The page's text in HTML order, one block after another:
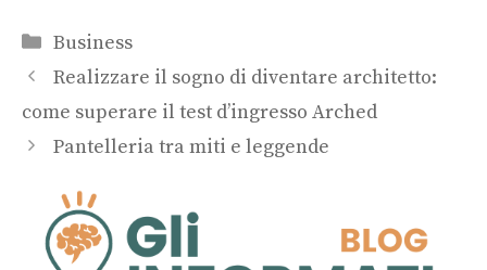
Categorie
Business
Realizzare il sogno di diventare architetto:
come superare il test d’ingresso Arched
Pantelleria tra miti e leggende